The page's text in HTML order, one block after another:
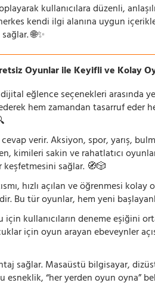
kullanıcılara düzenli,
kendi ilgi alanına uygun
🌐✨
Oyunlar ile Keyifli ve Kolay
eğlence seçenekleri arasında
hem zamandan tasarruf eder
verir. Aksiyon, spor, yarış,
kimileri sakin ve rahatlatıcı
keşfetmesini sağlar. 🧭🎲
hızlı açılan ve öğrenmesi
Bu tür oyunlar, hem yeni
kullanıcıların deneme eşiğini
için oyun arayan ebeveynler
sağlar. Masaüstü bilgisayar,
esneklik, “her yerden oyun